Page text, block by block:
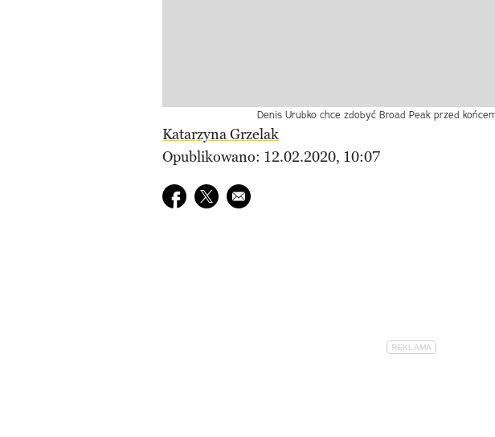
Denis Urubko chce zdobyć Broad Peak przed
Katarzyna Grzelak
Opublikowano: 12.02.2020, 10:07
Udostępnij na facebook
Udostępnij na twitter
E-mail do przyjaciela